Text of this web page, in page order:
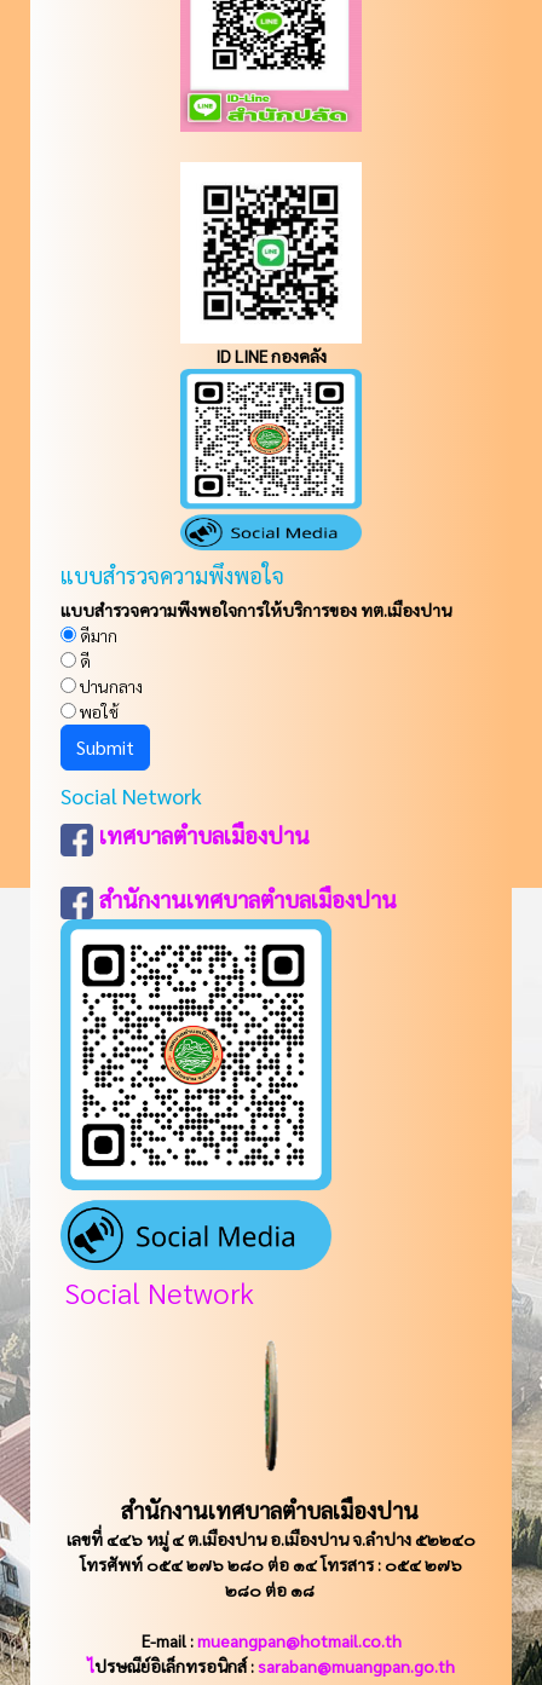
ID LINE กองคลัง
แบบสำรวจความพึงพอใจ
แบบสำรวจความพึงพอใจการให้บริการของ ทต.เมืองปาน
ดีมาก
ดี
ปานกลาง
พอใช้
Social Network
เทศบาลตำบลเมืองปาน
สำนักงานเทศบาลตำบลเมืองปาน
Social Network
สำนักงานเทศบาลตำบลเมืองปาน
เลขที่ ๔๔๖ หมู่ ๔ ต.เมืองปาน อ.เมืองปาน จ.ลำปาง ๕๒๒๔๐
โทรศัพท์ ๐๕๔ ๒๗๖ ๒๘๐ ต่อ ๑๔ โทรสาร : ๐๕๔ ๒๗๖
๒๘๐ ต่อ ๑๘
E-mail :mueangpan@hotmail.co.th
ไปรษณีย์อิเล็กทรอนิกส์ :saraban@muangpan.go.th